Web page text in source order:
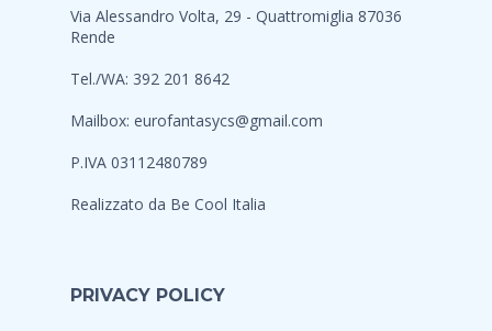
Via Alessandro Volta, 29 - Quattromiglia 87036
Rende
Tel./WA: 392 201 8642
Mailbox: eurofantasycs@gmail.com
P.IVA 03112480789
Realizzato da Be Cool Italia
PRIVACY POLICY